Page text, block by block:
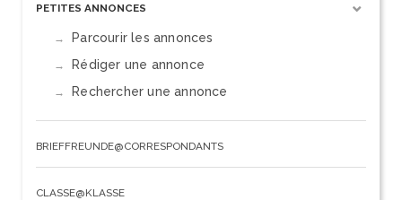
PETITES ANNONCES
Parcourir les annonces
Rédiger une annonce
Rechercher une annonce
BRIEFFREUNDE@CORRESPONDANTS
CLASSE@KLASSE